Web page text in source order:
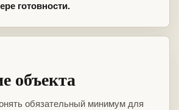
готовности.
объекта
обязательный минимум для